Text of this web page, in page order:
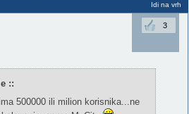
Idi na vrh
3
::
500000 ili milion korisnika...ne